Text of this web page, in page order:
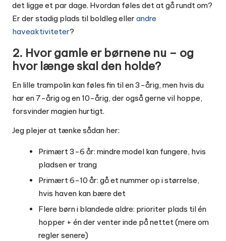
det ligge et par dage. Hvordan føles det at gå rundt om?
Er der stadig plads til boldleg eller andre
haveaktiviteter?
2. Hvor gamle er børnene nu – og
hvor længe skal den holde?
En lille trampolin kan føles fin til en 3-årig, men hvis du
har en 7-årig og en 10-årig, der også gerne vil hoppe,
forsvinder magien hurtigt.
Jeg plejer at tænke sådan her:
Primært 3-6 år: mindre model kan fungere, hvis
pladsen er trang
Primært 6-10 år: gå et nummer op i størrelse,
hvis haven kan bære det
Flere børn i blandede aldre: prioriter plads til én
hopper + én der venter inde på nettet (mere om
regler senere)